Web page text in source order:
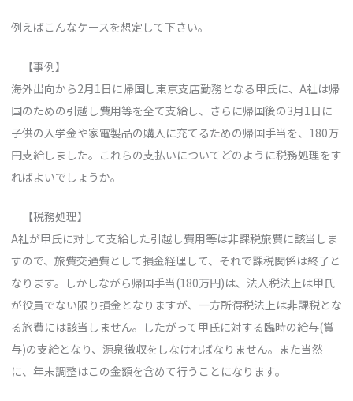
例えばこんなケースを想定して下さい。
【事例】
海外出向から2月1日に帰国し東京支店勤務となる甲氏に、A社は帰
国のための引越し費用等を全て支給し、さらに帰国後の3月1日に
子供の入学金や家電製品の購入に充てるための帰国手当を、180万
円支給しました。これらの支払いについてどのように税務処理をす
ればよいでしょうか。
【税務処理】
A社が甲氏に対して支給した引越し費用等は非課税旅費に該当しま
すので、旅費交通費として損金経理して、それで課税関係は終了と
なります。しかしながら帰国手当(180万円)は、法人税法上は甲氏
が役員でない限り損金となりますが、一方所得税法上は非課税とな
る旅費には該当しません。したがって甲氏に対する臨時の給与(賞
与)の支給となり、源泉徴収をしなければなりません。また当然
に、年末調整はこの金額を含めて行うことになります。